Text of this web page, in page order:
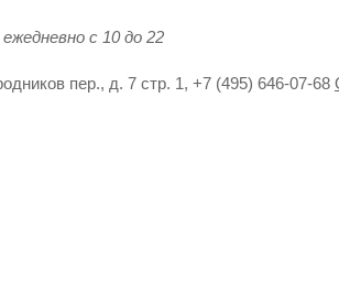
с 10 до 22
пер., д. 7 стр. 1, +7 (495) 646-07-68